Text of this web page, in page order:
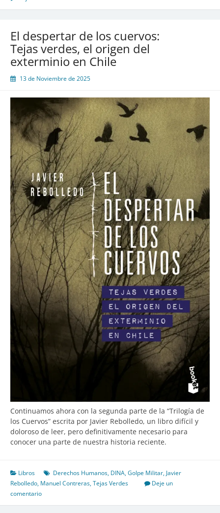
El despertar de los cuervos:
Tejas verdes, el origen del
exterminio en Chile
13 de Noviembre de 2025
Continuamos ahora con la segunda parte de la “Trilogía de
los Cuervos” escrita por Javier Rebolledo, un libro difícil y
doloroso de leer, pero definitivamente necesario para
conocer una parte de nuestra historia reciente.
Libros Derechos Humanos, DINA,Golpe Militar, Javier
Rebolledo, Manuel Contreras,Tejas Verdes
Deje un
comentario